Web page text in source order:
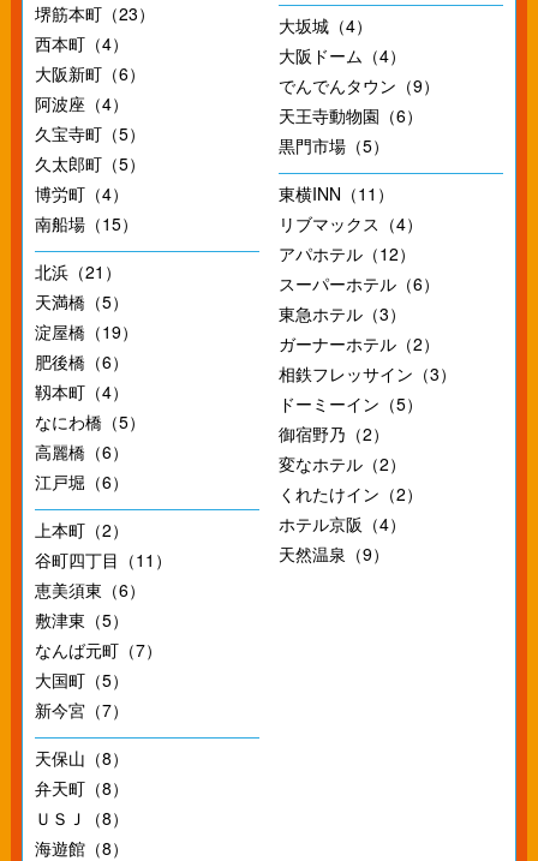
堺筋本町（23）
西本町（4）
大阪新町（6）
阿波座（4）
久宝寺町（5）
久太郎町（5）
博労町（4）
南船場（15）
北浜（21）
天満橋（5）
淀屋橋（19）
肥後橋（6）
靱本町（4）
なにわ橋（5）
高麗橋（6）
江戸堀（6）
上本町（2）
谷町四丁目（11）
恵美須東（6）
敷津東（5）
なんば元町（7）
大国町（5）
新今宮（7）
天保山（8）
弁天町（8）
ＵＳＪ（8）
海遊館（8）
大坂城（4）
大阪ドーム（4）
でんでんタウン（9）
天王寺動物園（6）
黒門市場（5）
東横INN（11）
リブマックス（4）
アパホテル（12）
スーパーホテル（6）
東急ホテル（3）
ガーナーホテル（2）
相鉄フレッサイン（3）
ドーミーイン（5）
御宿野乃（2）
変なホテル（2）
くれたけイン（2）
ホテル京阪（4）
天然温泉（9）